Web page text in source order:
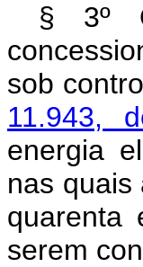
§ 3º
sob
11.943,
energia
nas quais
quarenta
serem